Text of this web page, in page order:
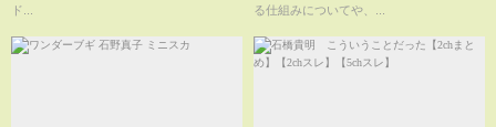
ド...
る仕組みについてや、...